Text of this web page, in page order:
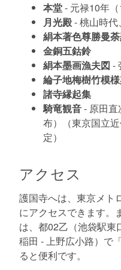
本堂- 元禄10年
月光殿- 桃山時代
絹本著色尊勝曼
金銅五鈷鈴
絹本墨画漁夫図 -
綸子地梅樹竹模
諸寺縁起集
騎竜観音- 原田
布）（東京国立
定）
アクセス
護国寺へは、東京メト
にアクセスできます。
は、都02乙（池袋駅東
稲田 - 上野広小路）で
ると便利です。